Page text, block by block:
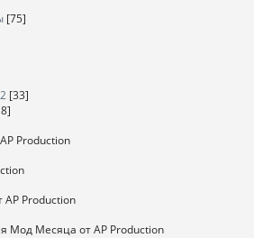
[75]
[33]
Production
Production
Мод Месяца от AP Production